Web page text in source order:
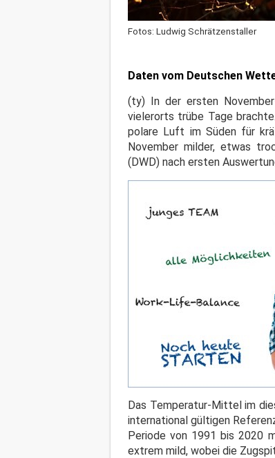
Fotos: Ludwig Schrätzenstaller
Daten vom Deutschen
(ty) In der ersten
vielerorts trübe Tage
polare Luft im Süden für
November milder, etwas
(DWD) nach ersten
Das Temperatur-Mittel im
international gültigen
Periode von 1991 bis 2020
extrem mild, wobei die